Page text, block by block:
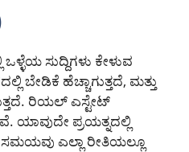
ಸುದ್ದಿಗಳು ಕೇಳುವ
ಬೇಡಿಕೆ ಹೆಚ್ಚಾಗುತ್ತದೆ, ಮತ್ತು
ರಿಯಲ್ ಎಸ್ಟೇಟ್
ಯಾವುದೇ ಪ್ರಯತ್ನದಲ್ಲಿ
ಎಲ್ಲಾ ರೀತಿಯಲ್ಲೂ